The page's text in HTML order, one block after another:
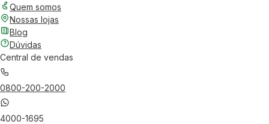
Quem somos
Nossas lojas
Blog
Dúvidas
Central de vendas
0800-200-2000
4000-1695